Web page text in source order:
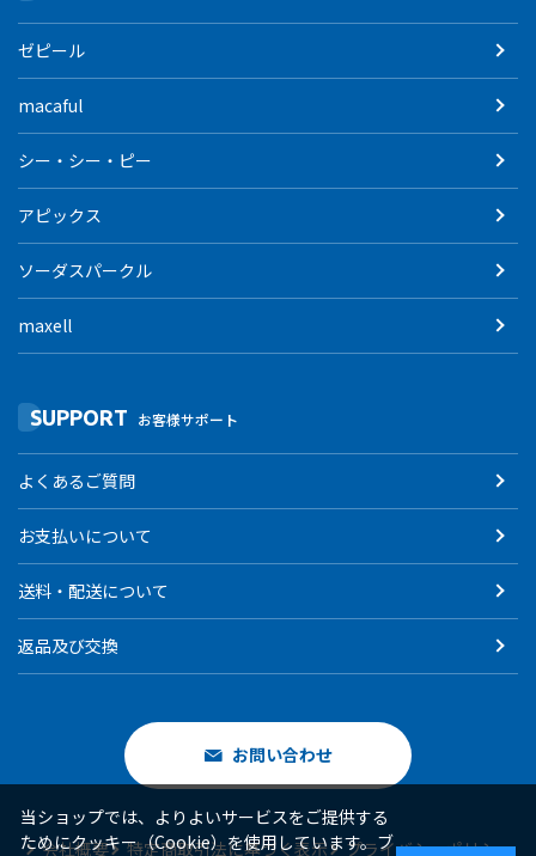
ゼピール
macaful
シー・シー・ピー
アピックス
ソーダスパークル
maxell
SUPPORT お客様サポート
よくあるご質問
お支払いについて
送料・配送について
返品及び交換
お問い合わせ
会社概要 特定商取引法に基づく表示 プライバシーポリシー
当ショップでは、よりよいサービスをご提供する
ためにクッキー（Cookie）を使用しています。ブ